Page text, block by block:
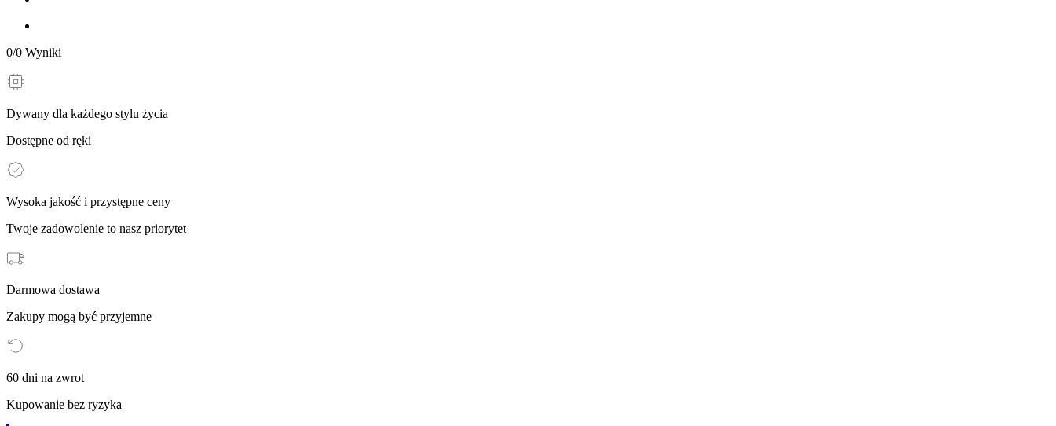
0/0 Wyniki
Dywany dla każdego stylu życia
Dostępne od ręki
Wysoka jakość i przystępne ceny
Twoje zadowolenie to nasz priorytet
Darmowa dostawa
Zakupy mogą być przyjemne
60 dni na zwrot
Kupowanie bez ryzyka